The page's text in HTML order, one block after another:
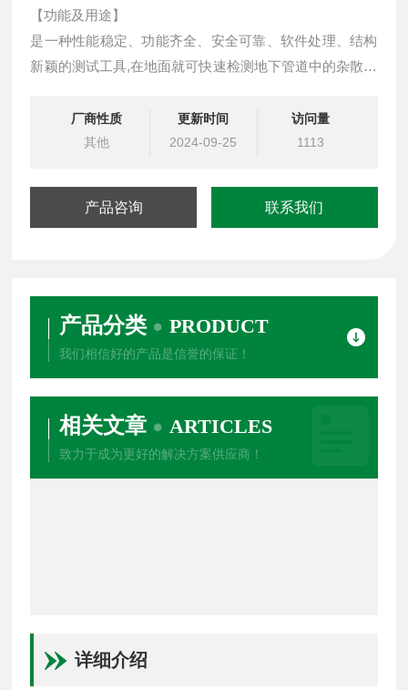
【功能及用途】
是一种性能稳定、功能齐全、安全可靠、软件处理、结构
新颖的测试工具,在地面就可快速检测地下管道中的杂散电
厂商性质
其他
更新时间
2024-09-25
访问量
1113
产品咨询 联系我们
产品分类 PRODUCT
我们相信好的产品是信誉的保证！
相关文章 ARTICLES
致力于成为更好的解决方案供应商！
详细介绍